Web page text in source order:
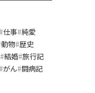
仕事 純愛
動物 歴史
結婚 旅行記
がん 闘病記